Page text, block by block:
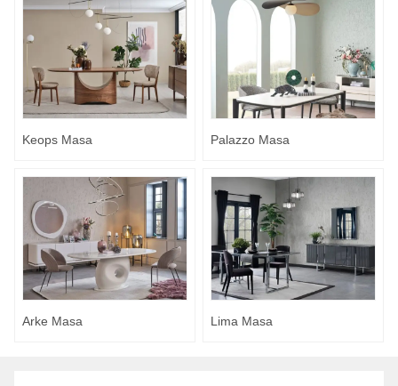
Keops Masa Palazzo Masa
Arke Masa Lima Masa